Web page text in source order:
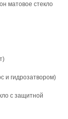
матовое стекло
и гидрозатвором)
с защитной